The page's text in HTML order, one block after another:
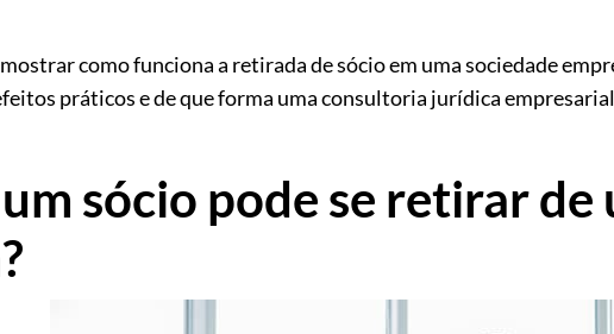
como funciona a retirada de sócio em uma sociedade
práticos e de que forma uma consultoria jurídica
sócio pode se retirar de